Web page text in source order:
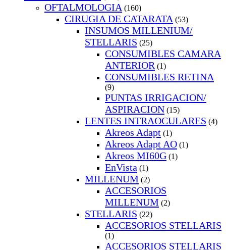
OFTALMOLOGIA (160)
CIRUGIA DE CATARATA (53)
INSUMOS MILLENIUM/
STELLARIS (25)
CONSUMIBLES CAMARA
ANTERIOR (1)
CONSUMIBLES RETINA
(9)
PUNTAS IRRIGACION/
ASPIRACION (15)
LENTES INTRAOCULARES (4)
Akreos Adapt (1)
Akreos Adapt AO (1)
Akreos MI60G (1)
EnVista (1)
MILLENUM (2)
ACCESORIOS
MILLENUM (2)
STELLARIS (22)
ACCESORIOS STELLARIS
(1)
ACCESORIOS STELLARIS